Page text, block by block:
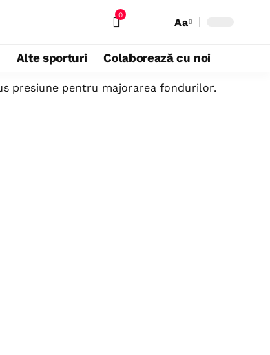
0
Aa
Alte sporturi Colaborează cu noi